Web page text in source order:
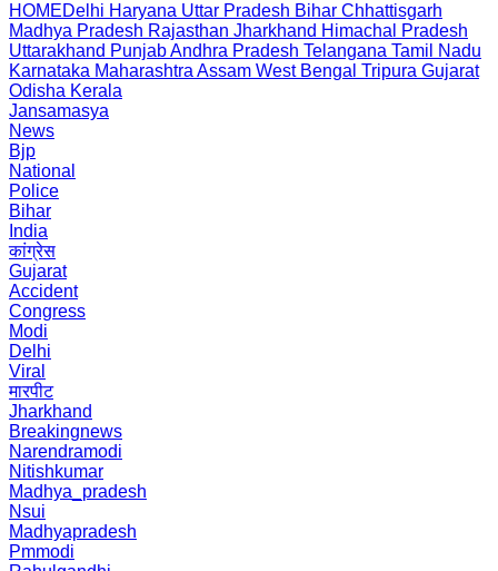
HOMEDelhi Haryana Uttar Pradesh Bihar Chhattisgarh
Madhya Pradesh Rajasthan Jharkhand Himachal Pradesh
Uttarakhand PunjabAndhra Pradesh Telangana Tamil Nadu
Karnataka Maharashtra Assam West Bengal Tripura Gujarat
Odisha Kerala
Jansamasya
News
Bjp
National
Police
Bihar
India
कांग्रेस
Gujarat
Accident
Congress
Modi
Delhi
Viral
मारपीट
Jharkhand
Breakingnews
Narendramodi
Nitishkumar
Madhya_pradesh
Nsui
Madhyapradesh
Pmmodi